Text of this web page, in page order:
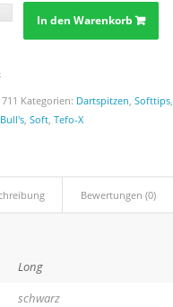
In den Warenkorb
Kategorien: Dartspitzen, Softtips,
Bull's, Soft, Tefo-X
Bewertungen (0)
Long
schwarz